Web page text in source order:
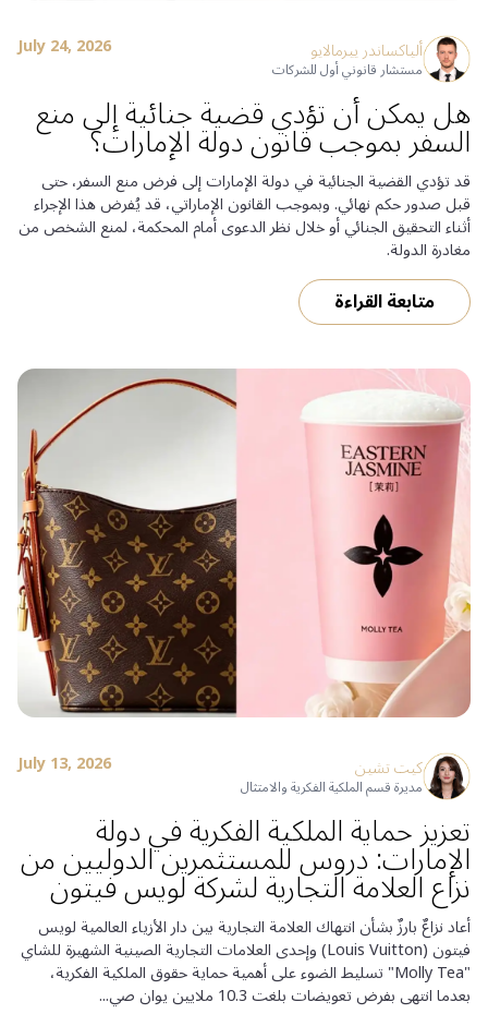
ألياكساندر ييرمالايو
مستشار قانوني أول للشركات
July 24, 2026
هل يمكن أن تؤدي قضية جنائية إلى منع
السفر بموجب قانون دولة الإمارات؟
قد تؤدي القضية الجنائية في دولة الإمارات إلى فرض منع السفر، حتى
قبل صدور حكم نهائي. وبموجب القانون الإماراتي، قد يُفرض هذا الإجراء
أثناء التحقيق الجنائي أو خلال نظر الدعوى أمام المحكمة، لمنع الشخص من
مغادرة الدولة.
متابعة القراءة
كيت تشين
مديرة قسم الملكية الفكرية والامتثال
July 13, 2026
تعزيز حماية الملكية الفكرية في دولة
الإمارات: دروس للمستثمرين الدوليين من
نزاع العلامة التجارية لشركة لويس فيتون
أعاد نزاعٌ بارزٌ بشأن انتهاك العلامة التجارية بين دار الأزياء العالمية لويس
فيتون (Louis Vuitton) وإحدى العلامات التجارية الصينية الشهيرة للشاي
"Molly Tea" تسليط الضوء على أهمية حماية حقوق الملكية الفكرية،
بعدما انتهى بفرض تعويضات بلغت 10.3 ملايين يوان صي...